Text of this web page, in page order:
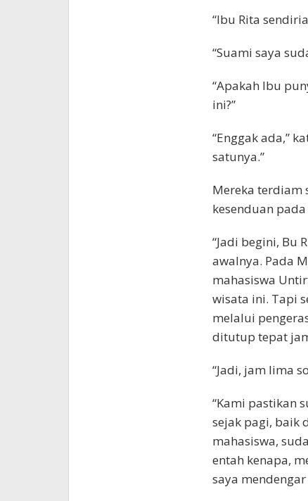
“Ibu Rita
“Suami saya
“Apakah Ibu
ini?”
“Enggak ada,”
satunya.”
Mereka terdiam
kesenduan
“Jadi begini, Bu
awalnya. Pada
mahasiswa
wisata ini. Tapi
melalui
ditutup tepat
“Jadi, jam lima
“Kami pastikan
sejak pagi, baik
mahasiswa,
entah kenapa,
saya